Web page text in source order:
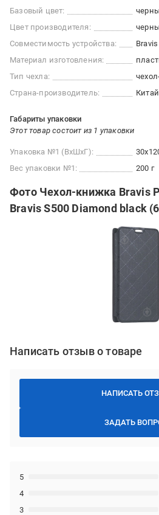
Базовый цвет:
Цвет производителя:
Совместимость устройства:
Bravis
Материал изготовления:
Тип чехла:
Страна-производитель:
Китай
Габариты упаковки
Этот товар состоит из 1 упаковки
Упаковка №1 (ВхШхГ):
Вес упаковки №1:
200 г
Фото Чехол-книжка Bravis
Bravis S500 Diamond black
Написать отзыв о товаре
НАПИСАТЬ
ЗАДАТЬ
3
4
5